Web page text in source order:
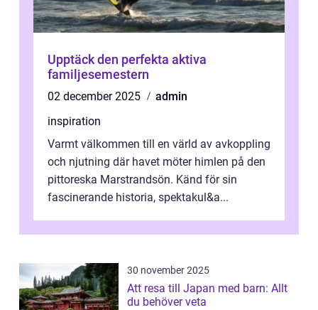
Upptäck den perfekta aktiva
familjesemestern
02 december 2025
admin
inspiration
Varmt välkommen till en värld av avkoppling
och njutning där havet möter himlen på den
pittoreska Marstrandsön. Känd för sin
fascinerande historia, spektakul&a...
30 november 2025
Att resa till Japan med barn: Allt
du behöver veta